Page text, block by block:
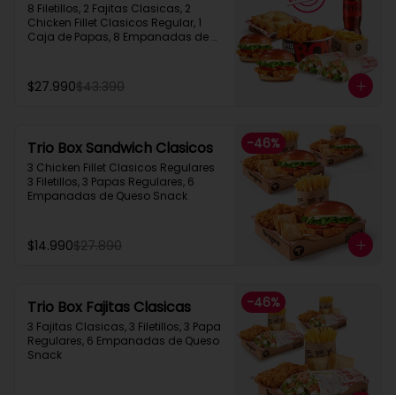
8 Filetillos, 2 Fajitas Clasicas, 2
Chicken Fillet Clasicos Regular, 1
Caja de Papas, 8 Empanadas de
$27.990$43.390
-46%
Trio Box Sandwich Clasicos
3 Chicken Fillet Clasicos Regulares
3 Filetillos, 3 Papas Regulares, 6
Empanadas de Queso Snack
$14.990$27.890
-46%
Trio Box Fajitas Clasicas
3 Fajitas Clasicas, 3 Filetillos, 3 Papa
Regulares, 6 Empanadas de Queso
Snack